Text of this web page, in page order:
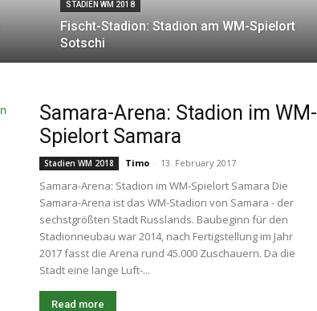
STADIEN WM 2018
Fischt-Stadion: Stadion am WM-Spielort
Sotschi
Samara-Arena: Stadion im WM-
Spielort Samara
Stadien WM 2018 Timo - 13. February 2017
Samara-Arena: Stadion im WM-Spielort Samara Die
Samara-Arena ist das WM-Stadion von Samara - der
sechstgrößten Stadt Russlands. Baubeginn für den
Stadionneubau war 2014, nach Fertigstellung im Jahr
2017 fasst die Arena rund 45.000 Zuschauern. Da die
Stadt eine lange Luft-...
Read more